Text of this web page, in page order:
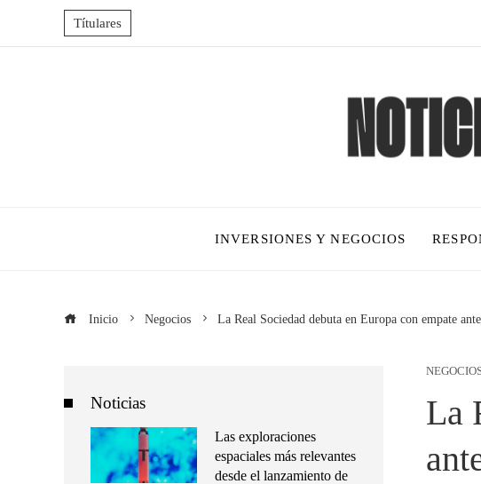
Títulares
INVERSIONES Y NEGOCIOS
Inicio Negocios La Real Sociedad debuta en Europa con empate
La
Noticias
Las exploraciones
espaciales más relevantes
desde el lanzamiento de